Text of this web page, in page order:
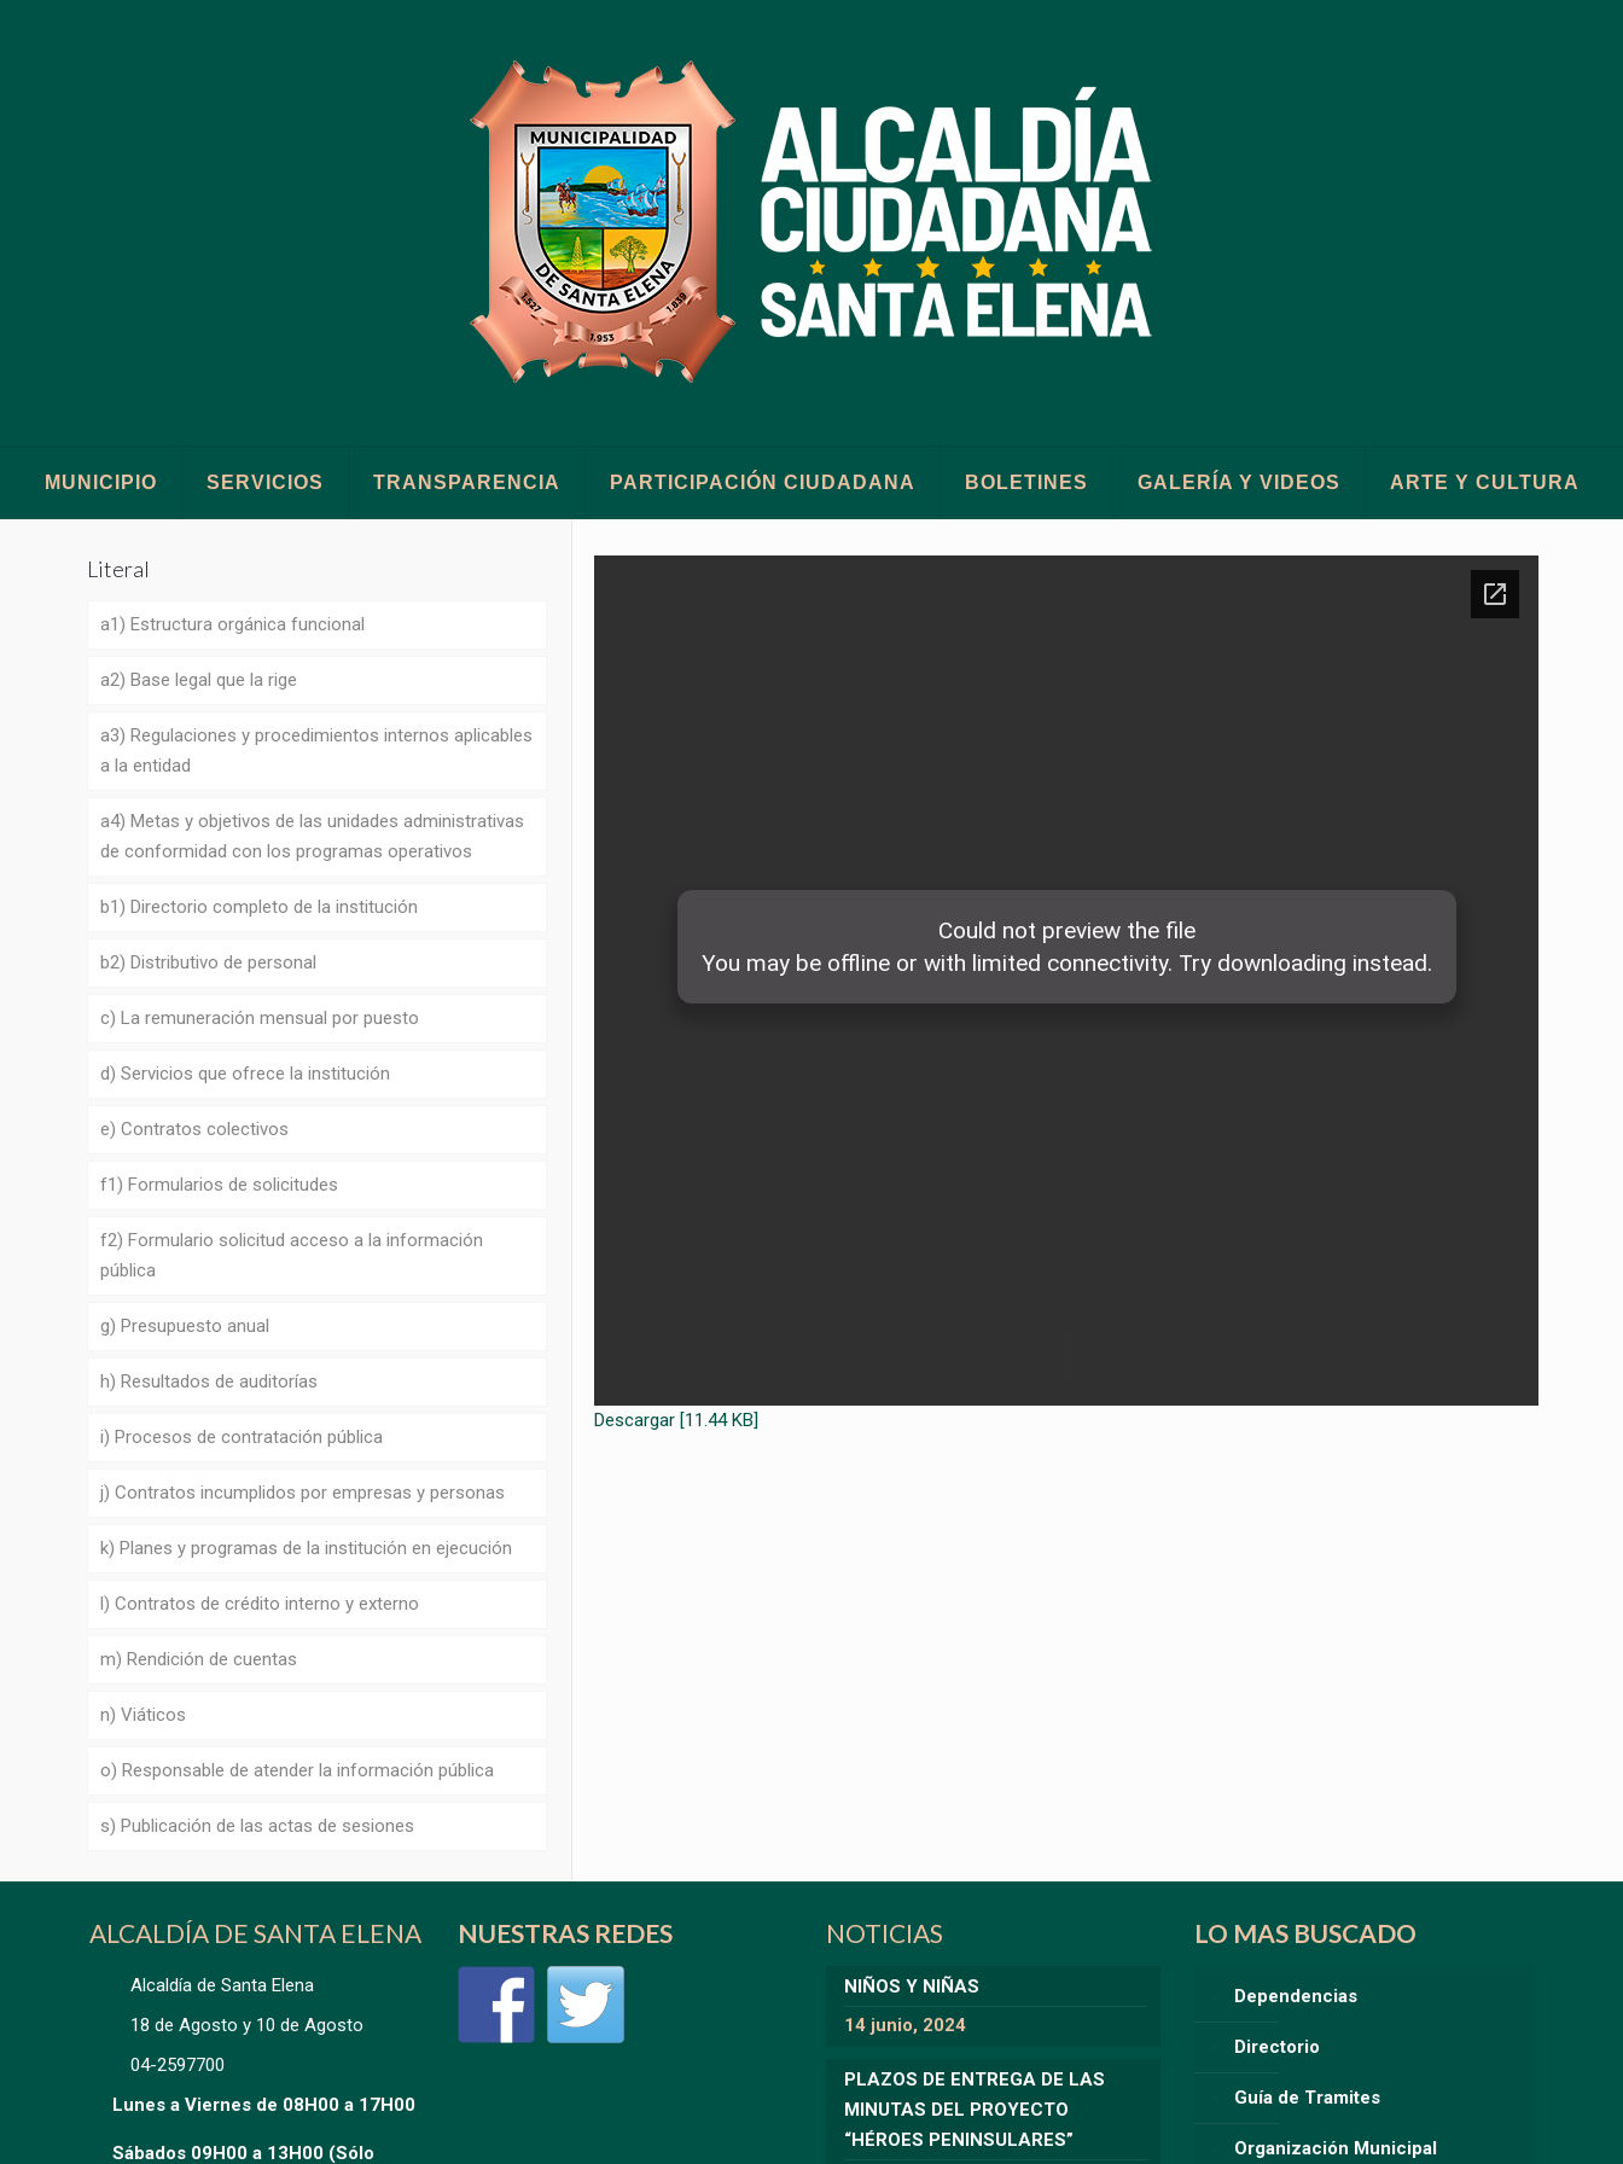
MUNICIPIO SERVICIOS TRANSPARENCIA PARTICIPACIÓN CIUDADANA BOLETINES GALERÍA Y VIDEOS ARTE Y CULTURA
Descargar [11.44 KB]
Literal
a1) Estructura orgánica funcional
a2) Base legal que la rige
a3) Regulaciones y procedimientos internos aplicables
a la entidad
a4) Metas y objetivos de las unidades administrativas
de conformidad con los programas operativos
b1) Directorio completo de la institución
b2) Distributivo de personal
c) La remuneración mensual por puesto
d) Servicios que ofrece la institución
e) Contratos colectivos
f1) Formularios de solicitudes
f2) Formulario solicitud acceso a la información
pública
g) Presupuesto anual
h) Resultados de auditorías
i) Procesos de contratación pública
j) Contratos incumplidos por empresas y personas
k) Planes y programas de la institución en ejecución
l) Contratos de crédito interno y externo
m) Rendición de cuentas
n) Viáticos
o) Responsable de atender la información pública
s) Publicación de las actas de sesiones
ALCALDÍA DE SANTA ELENA
Alcaldía de Santa Elena
18 de Agosto y 10 de Agosto
04-2597700
Lunes a Viernes de 08H00 a 17H00
Sábados 09H00 a 13H00 (Sólo
NUESTRAS REDES NOTICIAS
NIÑOS Y NIÑAS
14 junio, 2024
PLAZOS DE ENTREGA DE LAS
MINUTAS DEL PROYECTO
“HÉROES PENINSULARES”
LO MAS BUSCADO
Dependencias
Directorio
Guía de Tramites
Organización Municipal